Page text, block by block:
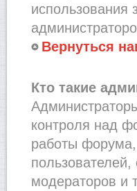
использования
Вернуться
Кто такие
контроля над
работы форума,
пользователей,
модераторов и